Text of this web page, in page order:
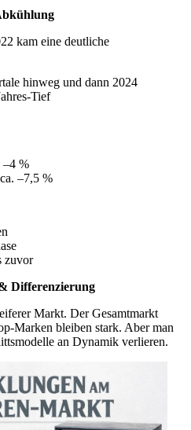
kam eine deutliche
hinweg und dann 2024
Tief
–4 %
–7,5 %
zuvor
Differenzierung
Markt. Der Gesamtmarkt
Marken bleiben stark. Aber man
an Dynamik verlieren.